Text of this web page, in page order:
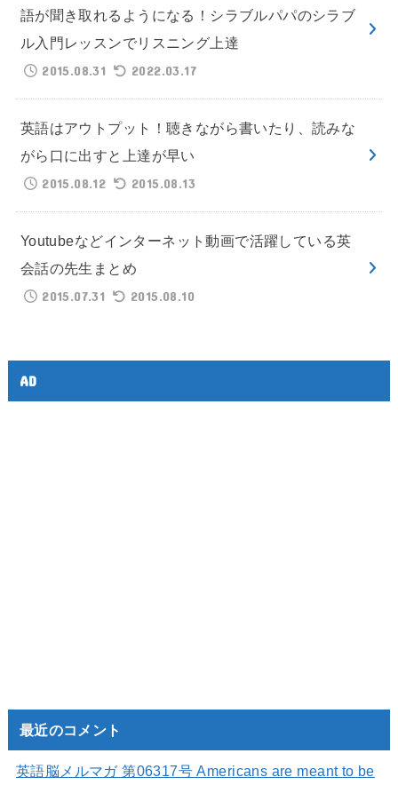
語が聞き取れるようになる！シラブルパパのシラブ
ル入門レッスンでリスニング上達
2015.08.31
2022.03.17
英語はアウトプット！聴きながら書いたり、読みな
がら口に出すと上達が早い
2015.08.12
2015.08.13
Youtubeなどインターネット動画で活躍している英
会話の先生まとめ
2015.07.31
2015.08.10
AD
最近のコメント
英語脳メルマガ 第06317号 Americans are meant to be